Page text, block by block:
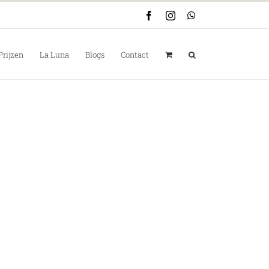
FacebookInstagramWhatsApp
La Luna Blogs Contact